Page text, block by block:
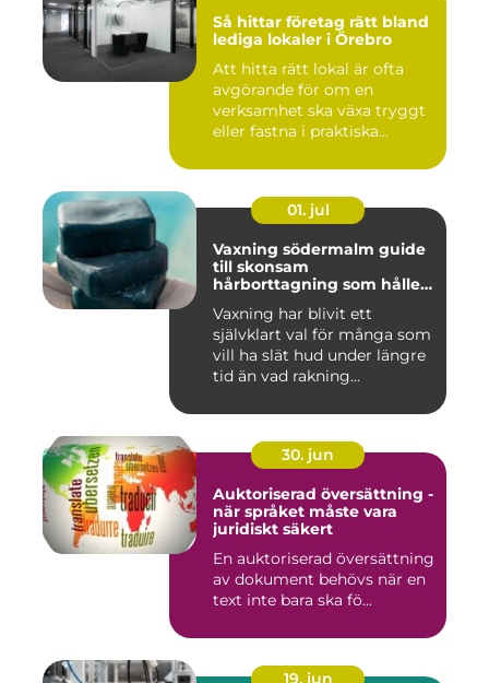
Så hittar företag rätt bland
lediga lokaler i Örebro
Att hitta rätt lokal är ofta
avgörande för om en
verksamhet ska växa tryggt
eller fastna i praktiska...
01. jul
Vaxning södermalm guide
till skonsam
hårborttagning som håller
Vaxning har blivit ett
självklart val för många som
vill ha slät hud under längre
tid än vad rakning...
30. jun
Auktoriserad översättning -
när språket måste vara
juridiskt säkert
En auktoriserad översättning
av dokument behövs när en
text inte bara ska fö...
19. jun